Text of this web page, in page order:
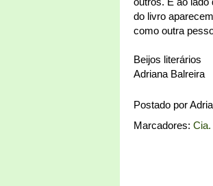
do livro
como outra
Beijos literários
Adriana Balreira
Postado por
Marcadores: Cia.